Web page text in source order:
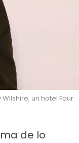
un hotel Four
de lo